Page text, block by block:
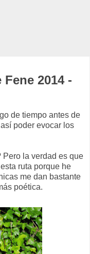
2014 -
de tiempo antes de
poder evocar los
Pero la verdad es que
ruta porque he
me dan bastante
poética.